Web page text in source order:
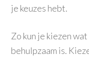
je keuzes hebt.
Zo kun je kiezen
behulpzaam is.